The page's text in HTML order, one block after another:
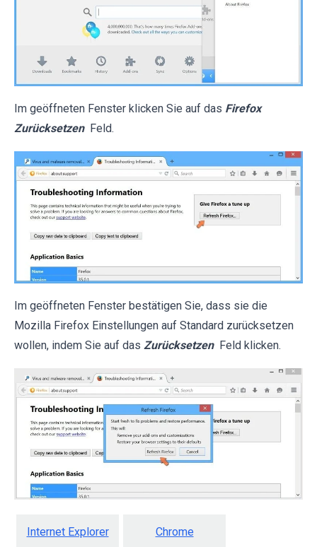
Im geöffneten Fenster klicken Sie auf das Firefox
Zurücksetzen Feld.
Im geöffneten Fenster bestätigen Sie, dass sie die
Mozilla Firefox Einstellungen auf Standard zurücksetzen
wollen, indem Sie auf das Zurücksetzen Feld klicken.
Internet Explorer Chrome